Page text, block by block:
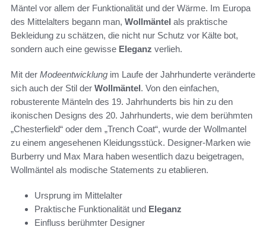
Mäntel vor allem der Funktionalität und der Wärme. Im Europa
des Mittelalters begann man, Wollmäntel als praktische
Bekleidung zu schätzen, die nicht nur Schutz vor Kälte bot,
sondern auch eine gewisse Eleganz verlieh.
Mit der Modeentwicklung im Laufe der Jahrhunderte veränderte
sich auch der Stil der Wollmäntel. Von den einfachen,
robusterente Mänteln des 19. Jahrhunderts bis hin zu den
ikonischen Designs des 20. Jahrhunderts, wie dem berühmten
„Chesterfield“ oder dem „Trench Coat“, wurde der Wollmantel
zu einem angesehenen Kleidungsstück. Designer-Marken wie
Burberry und Max Mara haben wesentlich dazu beigetragen,
Wollmäntel als modische Statements zu etablieren.
Ursprung im Mittelalter
Praktische Funktionalität und Eleganz
Einfluss berühmter Designer